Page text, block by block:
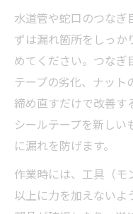
水道管や蛇口のつなぎ
ずは漏れ箇所をしっか
めてください。つなぎ
テープの劣化、ナット
締め直すだけで改善す
シールテープを新しい
に漏れを防げます。
作業時には、工具（モ
以上に力を加えないよ